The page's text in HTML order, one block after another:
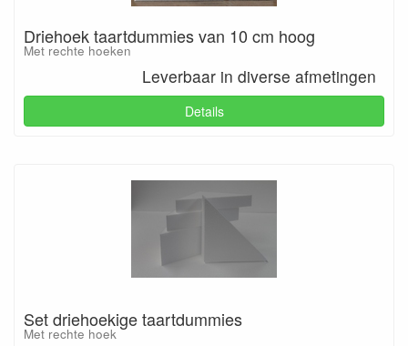
Driehoek taartdummies van 10 cm hoog
Met rechte hoeken
Leverbaar in diverse afmetingen
Details
Set driehoekige taartdummies
Met rechte hoek